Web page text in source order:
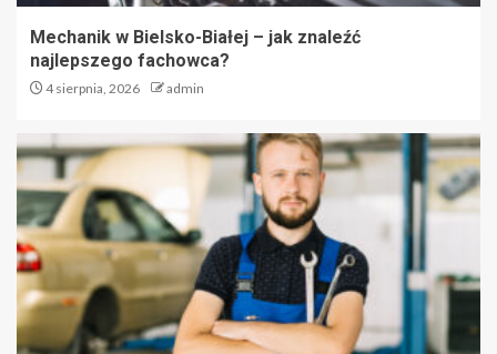
Mechanik w Bielsko-Białej – jak znaleźć
najlepszego fachowca?
4 sierpnia, 2026 admin